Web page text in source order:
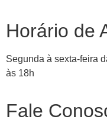
Horário de
Segunda à sexta-feira
às 18h
Fale